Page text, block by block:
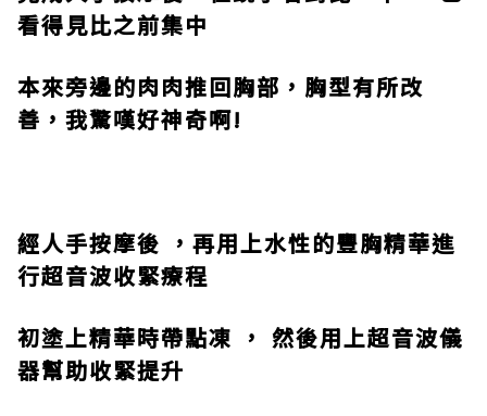
看得見比之前集中
本來旁邊的肉肉推回胸部，胸型有所改
善，我驚嘆好神奇啊!
經人手按摩後 ，再用上水性的豐胸精華進
行超音波收緊療程
初塗上精華時帶點凍 ， 然後用上超音波儀
器幫助收緊提升